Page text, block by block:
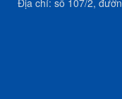
Địa chỉ: số 107/2,